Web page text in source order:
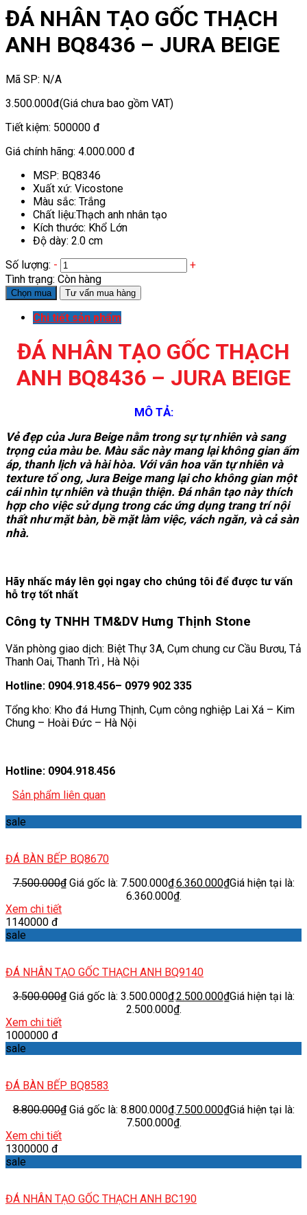
ĐÁ NHÂN TẠO GỐC THẠCH
ANH BQ8436 – JURA BEIGE
Mã SP: N/A
3.500.000đ(Giá chưa bao gồm VAT)
Tiết kiệm: 500000 đ
Giá chính hãng: 4.000.000 đ
MSP: BQ8346
Xuất xứ: Vicostone
Màu sắc: Trắng
Chất liệu:Thạch anh nhân tạo
Kích thước: Khổ Lớn
Độ dày: 2.0 cm
Số lượng: -
+
Tình trạng: Còn hàng
Chọn mua Tư vấn mua hàng
Chi tiết sản phẩm
ĐÁ NHÂN TẠO GỐC THẠCH
ANH BQ8436 – JURA BEIGE
MÔ TẢ:
Vẻ đẹp của Jura Beige nằm trong sự tự nhiên và sang
trọng của màu be. Màu sắc này mang lại không gian ấm
áp, thanh lịch và hài hòa. Với vân hoa văn tự nhiên và
texture tổ ong, Jura Beige mang lại cho không gian một
cái nhìn tự nhiên và thuận thiện. Đá nhân tạo này thích
hợp cho việc sử dụng trong các ứng dụng trang trí nội
thất như mặt bàn, bề mặt làm việc, vách ngăn, và cả sàn
nhà.
Hãy nhấc máy lên gọi ngay cho chúng tôi để được tư vấn
hỗ trợ tốt nhất
Công ty TNHH TM&DV Hưng Thịnh Stone
Văn phòng giao dịch: Biệt Thự 3A, Cụm chung cư Cầu Bươu, Tả
Thanh Oai, Thanh Trì , Hà Nội
Hotline: 0904.918.456– 0979 902 335
Tổng kho: Kho đá Hưng Thịnh, Cụm công nghiệp Lai Xá – Kim
Chung – Hoài Đức – Hà Nội
Hotline: 0904.918.456
Sản phẩm liên quan
sale
ĐÁ BÀN BẾP BQ8670
7.500.000₫ Giá gốc là: 7.500.000₫.6.360.000₫Giá hiện tại là:
6.360.000₫.
Xem chi tiết
1140000 đ
sale
ĐÁ NHÂN TẠO GỐC THẠCH ANH BQ9140
3.500.000₫ Giá gốc là: 3.500.000₫.2.500.000₫Giá hiện tại là:
2.500.000₫.
Xem chi tiết
1000000 đ
sale
ĐÁ BÀN BẾP BQ8583
8.800.000₫ Giá gốc là: 8.800.000₫.7.500.000₫Giá hiện tại là:
7.500.000₫.
Xem chi tiết
1300000 đ
sale
ĐÁ NHÂN TẠO GỐC THẠCH ANH BC190